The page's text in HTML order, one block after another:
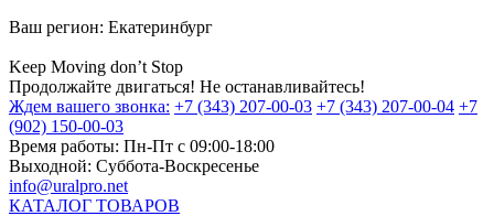
Ваш регион: Екатеринбург
Keep Moving don’t Stop
Продолжайте двигаться! Не останавливайтесь!
Ждем вашего звонка: +7 (343) 207-00-03 +7 (343) 207-00-04 +7
(902) 150-00-03
Время работы: Пн-Пт с 09:00-18:00
Выходной: Суббота-Воскресенье
info@uralpro.net
КАТАЛОГ ТОВАРОВ